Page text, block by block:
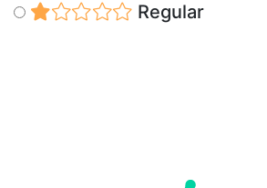
Regular